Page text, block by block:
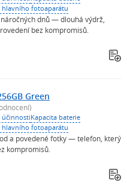
hlavního fotoaparátu
dnů — dlouhá výdrž,
bez kompromisů.
Green
účinnostiKapacita baterie
hlavního fotoaparátu
a povedené fotky — telefon, který
kompromisů.